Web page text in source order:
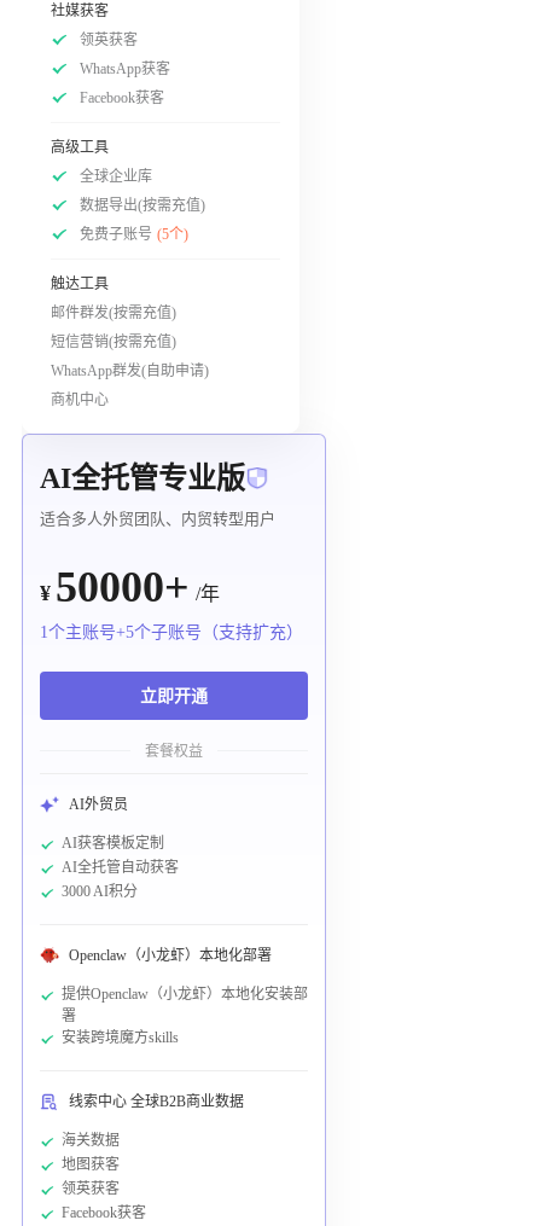
社媒获客
领英获客
WhatsApp获客
Facebook获客
高级工具
全球企业库
数据导出(按需充值)
免费子账号 (5个)
触达工具
邮件群发(按需充值)
短信营销(按需充值)
WhatsApp群发(自助申请)
商机中心
AI全托管专业版
适合多人外贸团队、内贸转型用户
¥ 50000+ /年
1个主账号+5个子账号（支持扩充）
立即开通
套餐权益
AI外贸员
AI获客模板定制
AI全托管自动获客
3000 AI积分
Openclaw（小龙虾）本地化部署
提供Openclaw（小龙虾）本地化安装部
署
安装跨境魔方skills
线索中心 全球B2B商业数据
海关数据
地图获客
领英获客
Facebook获客